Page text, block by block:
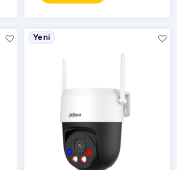
Yeni